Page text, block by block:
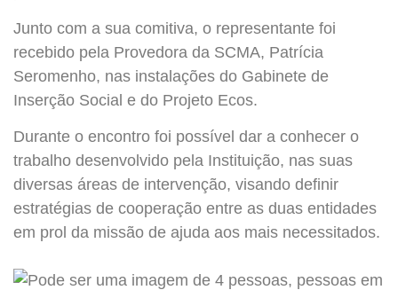
Junto com a sua comitiva, o representante foi
recebido pela Provedora da SCMA, Patrícia
Seromenho, nas instalações do Gabinete de
Inserção Social e do Projeto Ecos.
Durante o encontro foi possível dar a conhecer o
trabalho desenvolvido pela Instituição, nas suas
diversas áreas de intervenção, visando definir
estratégias de cooperação entre as duas entidades
em prol da missão de ajuda aos mais necessitados.